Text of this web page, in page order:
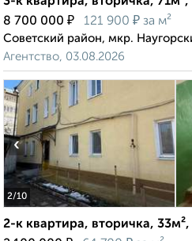
8 700 000 ₽ 121 900 ₽ за м²
Советский район, мкр.
Агентство, 03.08.2026
2/10
‹
2-к квартира, вторичка,